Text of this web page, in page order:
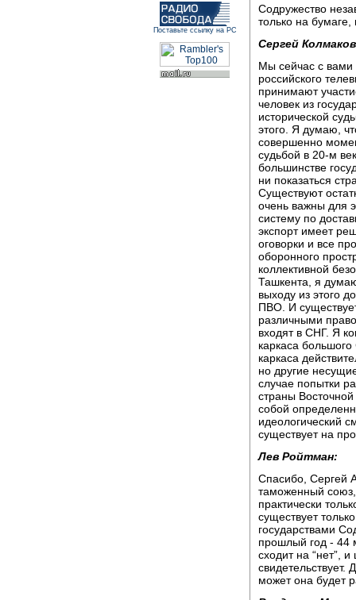
Поставьте ссылку на РС
Содружество
только на
Сергей
Мы сейчас с вами
российского
принимают
человек из
исторической
этого. Я думаю,
совершенно
судьбой в 20-м
большинстве
ни показаться
Существуют
очень важны для
систему по
экспорт имеет
оговорки и все
оборонного
коллективной
Ташкента, я
выходу из этого
ПВО. И
различными
входят в СНГ. Я
каркаса
каркаса
но другие
случае попытки
страны
собой
идеологический
существует на
Лев Ройтман:
Спасибо, Сергей
таможенный союз,
практически
существует
государствами
прошлый год - 44
сходит на “нет”,
свидетельствует.
может она будет